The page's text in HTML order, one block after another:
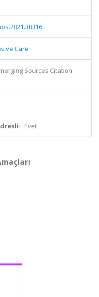
Care
Sources Citation
Evet